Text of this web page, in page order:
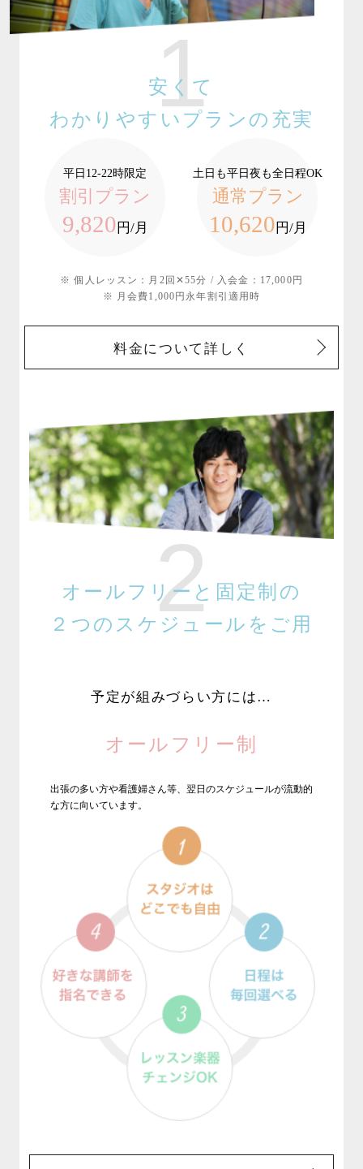
1
安くて
わかりやすいプランの充実
平日12-22時限定
割引プラン
9,820 円/月
土日も平日夜も全日程OK
通常プラン
10,620 円/月
※ 個人レッスン：月2回✕55分 / 入会金：17,000円
※ 月会費1,000円永年割引適用時
料金について詳しく
2
オールフリーと固定制の
２つのスケジュールをご用
予定が組みづらい方には…
オールフリー制
出張の多い方や看護婦さん等、翌日のスケジュールが流動的
な方に向いています。